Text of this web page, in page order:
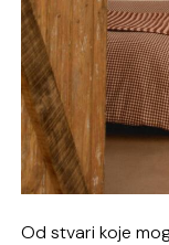
Od stvari koje